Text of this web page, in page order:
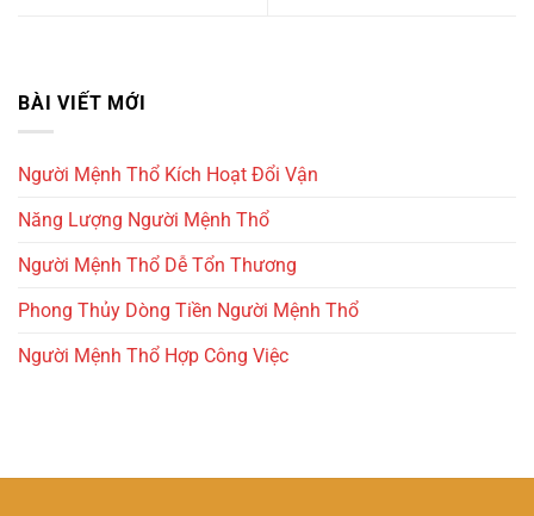
BÀI VIẾT MỚI
Người Mệnh Thổ Kích Hoạt Đổi Vận
Năng Lượng Người Mệnh Thổ
Người Mệnh Thổ Dễ Tổn Thương
Phong Thủy Dòng Tiền Người Mệnh Thổ
Người Mệnh Thổ Hợp Công Việc